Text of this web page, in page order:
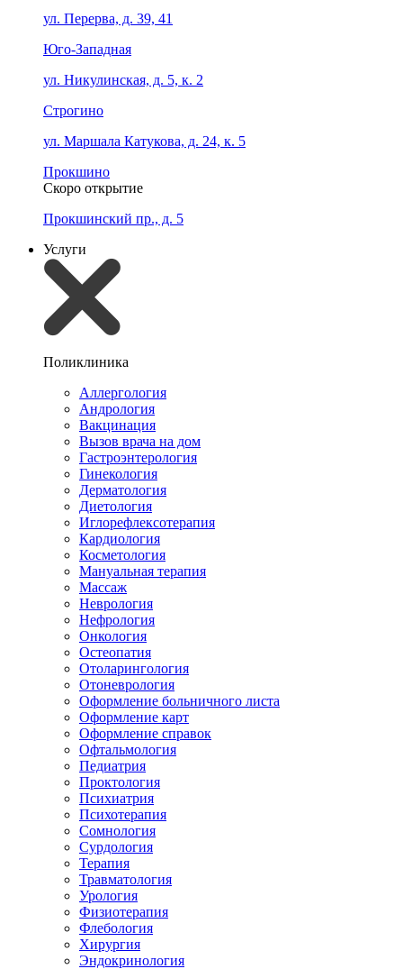
ул. Перерва, д. 39, 41
Юго-Западная
ул. Никулинская, д. 5, к. 2
Строгино
ул. Маршала Катукова, д. 24, к. 5
Прокшино
Скоро открытие
Прокшинский пр., д. 5
Услуги
Поликлиника
Аллергология
Андрология
Вакцинация
Вызов врача на дом
Гастроэнтерология
Гинекология
Дерматология
Диетология
Иглорефлексотерапия
Кардиология
Косметология
Мануальная терапия
Массаж
Неврология
Нефрология
Онкология
Остеопатия
Отоларингология
Отоневрология
Оформление больничного листа
Оформление карт
Оформление справок
Офтальмология
Педиатрия
Проктология
Психиатрия
Психотерапия
Сомнология
Сурдология
Терапия
Травматология
Урология
Физиотерапия
Флебология
Хирургия
Эндокринология